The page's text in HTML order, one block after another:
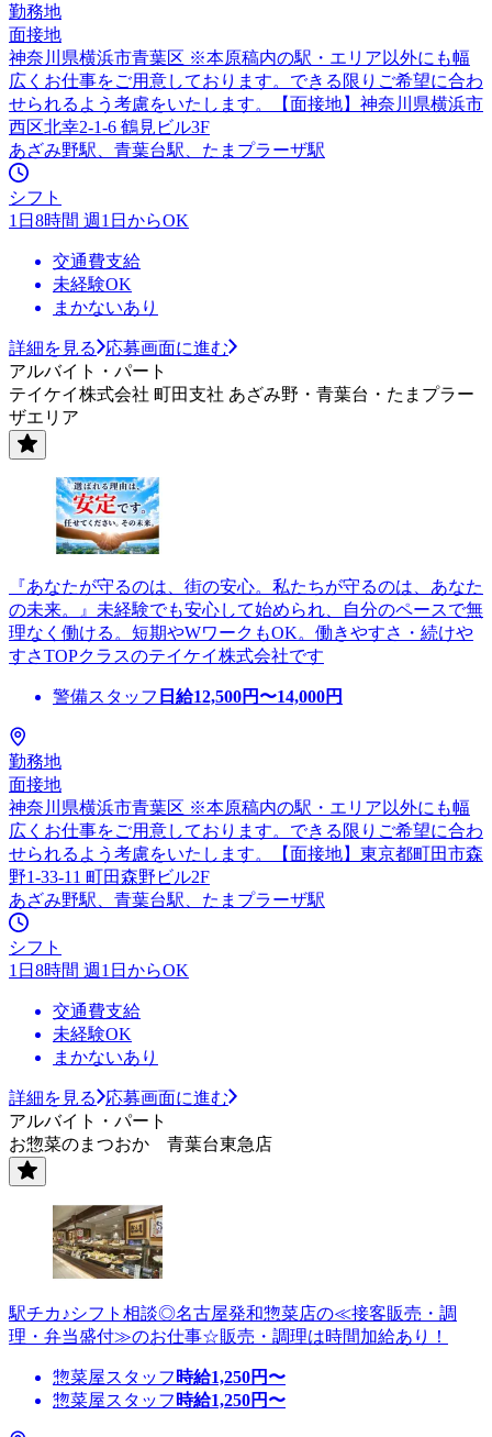
勤務地
面接地
神奈川県横浜市青葉区 ※本原稿内の駅・エリア以外にも幅
広くお仕事をご用意しております。できる限りご希望に合わ
せられるよう考慮をいたします。【面接地】神奈川県横浜市
西区北幸2-1-6 鶴見ビル3F
あざみ野駅、青葉台駅、たまプラーザ駅
シフト
1日8時間 週1日からOK
交通費支給
未経験OK
まかないあり
詳細を見る
応募画面に進む
アルバイト・パート
テイケイ株式会社 町田支社 あざみ野・青葉台・たまプラー
ザエリア
『あなたが守るのは、街の安心。私たちが守るのは、あなた
の未来。』未経験でも安心して始められ、自分のペースで無
理なく働ける。短期やWワークもOK。働きやすさ・続けや
すさTOPクラスのテイケイ株式会社です
警備スタッフ 日給12,500円〜14,000円
勤務地
面接地
神奈川県横浜市青葉区 ※本原稿内の駅・エリア以外にも幅
広くお仕事をご用意しております。できる限りご希望に合わ
せられるよう考慮をいたします。【面接地】東京都町田市森
野1-33-11 町田森野ビル2F
あざみ野駅、青葉台駅、たまプラーザ駅
シフト
1日8時間 週1日からOK
交通費支給
未経験OK
まかないあり
詳細を見る
応募画面に進む
アルバイト・パート
お惣菜のまつおか 青葉台東急店
駅チカ♪シフト相談◎名古屋発和惣菜店の≪接客販売・調
理・弁当盛付≫のお仕事☆販売・調理は時間加給あり！
惣菜屋スタッフ 時給1,250円〜
惣菜屋スタッフ 時給1,250円〜